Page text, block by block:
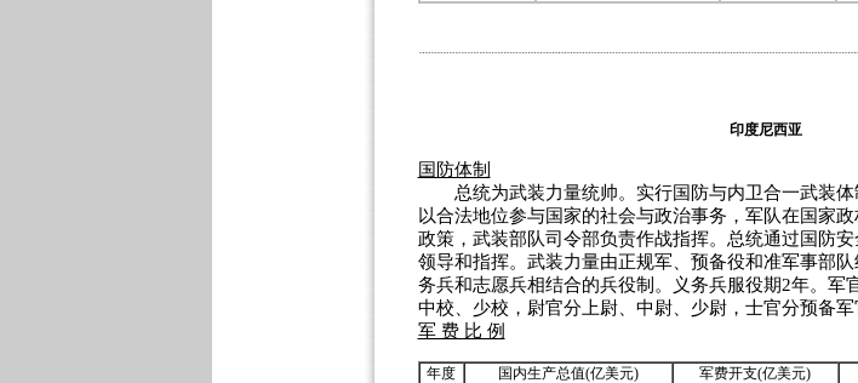
印度尼西亚
国防体制
总统为武装力量统帅。实行国防与内卫合一武装体
以合法地位参与国家的社会与政治事务，军队在国家
政策，武装部队司令部负责作战指挥。总统通过国防
领导和指挥。武装力量由正规军、预备役和准军事部
务兵和志愿兵相结合的兵役制。义务兵服役期2年。军
中校、少校，尉官分上尉、中尉、少尉，士官分预备军
军 费 比 例
年度 国内生产总值(亿美元) 军费开支(亿美元)